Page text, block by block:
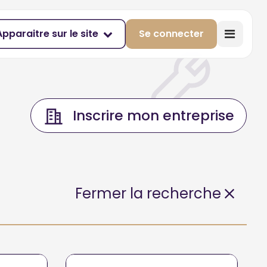
sur le site Se connecter
Inscrire mon entreprise
Fermer la recherche